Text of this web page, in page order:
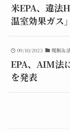
米EPA、違法
温室効果ガス
09/10/2023 規制＆
EPA、AIM法
を発表